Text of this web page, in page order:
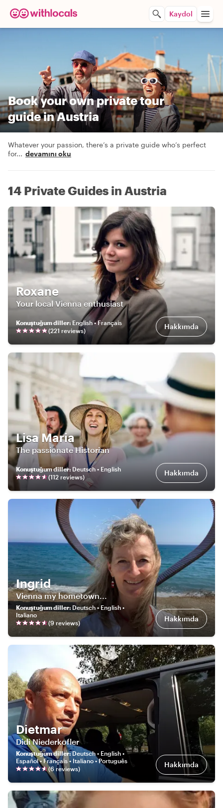
Kaydol
Book your own private tour
guide in Austria
Whatever your passion, there’s a private guide who’s perfect
for... devamını oku
14 Private Guides in Austria
Roxane
Your local Vienna enthusiast
Konuştuğum diller: English • Français
(221 reviews) Hakkımda
Lisa Maria
The passionate Historian
Konuştuğum diller: Deutsch • English
(112 reviews) Hakkımda
Ingrid
Vienna my hometown...
Konuştuğum diller: Deutsch • English •
Italiano
(9 reviews) Hakkımda
Dietmar
Didi Niederkofler
Konuştuğum diller:Deutsch • English •
Español • Français • Italiano • Português
(6 reviews) Hakkımda